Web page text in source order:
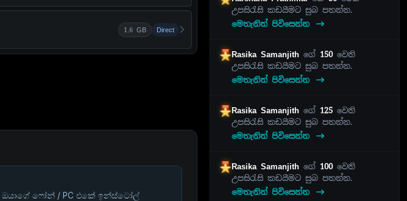
1.6 GB Direct
ඔයාගේ ෆෝන් / PC එකේ ඉන්ස්ටෝල්
උපසිරැසි කඩයීමට සුබ පතන්න.
මෙතැනින් පිවිසෙන්න
Rasika Samanjithගේ 150වෙනි
උපසිරැසි කඩයීමට සුබ පතන්න.
මෙතැනින් පිවිසෙන්න
Rasika Samanjithගේ 125 වෙනි
උපසිරැසි කඩයීමට සුබ පතන්න.
මෙතැනින් පිවිසෙන්න
Rasika Samanjithගේ 100වෙනි
උපසිරැසි කඩයීමට සුබ පතන්න.
මෙතැනින් පිවිසෙන්න